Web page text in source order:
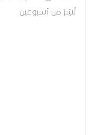
نُشِرَ من أسبوعين